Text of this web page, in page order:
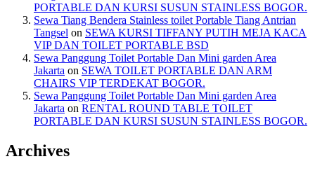
PORTABLE DAN KURSI SUSUN STAINLESS BOGOR.
Sewa Tiang Bendera Stainless toilet Portable Tiang Antrian
Tangsel on SEWA KURSI TIFFANY PUTIH MEJA KACA
VIP DAN TOILET PORTABLE BSD
Sewa Panggung Toilet Portable Dan Mini garden Area
Jakarta on SEWA TOILET PORTABLE DAN ARM
CHAIRS VIP TERDEKAT BOGOR.
Sewa Panggung Toilet Portable Dan Mini garden Area
Jakarta on RENTAL ROUND TABLE TOILET
PORTABLE DAN KURSI SUSUN STAINLESS BOGOR.
Archives